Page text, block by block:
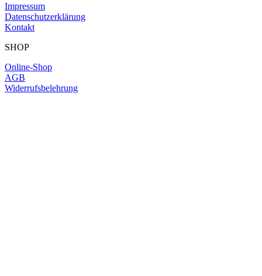
Impressum
Datenschutzerklärung
Kontakt
SHOP
Online-Shop
AGB
Widerrufsbelehrung